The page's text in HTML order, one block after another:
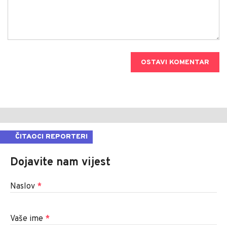
OSTAVI KOMENTAR
ČITAOCI REPORTERI
Dojavite nam vijest
Naslov *
Vaše ime *